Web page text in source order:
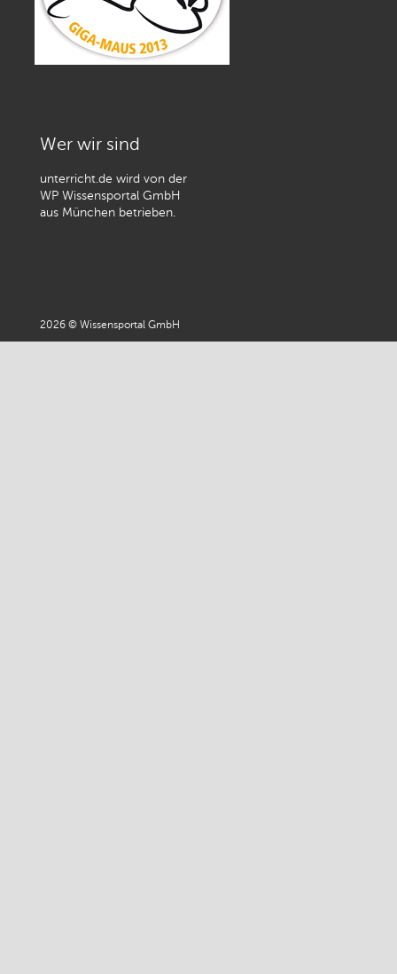
Wer wir sind
unterricht.de wird von der
WP Wissensportal GmbH
aus München betrieben.
2026 © Wissensportal GmbH